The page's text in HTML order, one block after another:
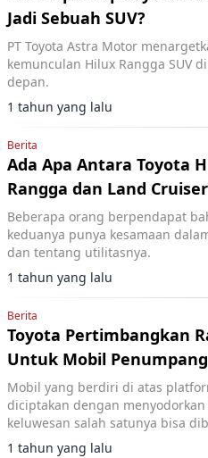
Jadi Sebuah SUV?
PT Toyota Astra Motor
kemunculan Hilux Rangga SUV
depan.
1 tahun yang lalu
Berita
Ada Apa Antara Toyota
Rangga dan Land
Beberapa orang berpendapat
keduanya punya kesamaan
dan tentang utilitasnya.
1 tahun yang lalu
Berita
Toyota Pertimbangkan
Untuk Mobil Penumpang
Mobil yang berdiri di atas
diciptakan dengan
keluwesan salah satunya bisa
kendaraan penumpang
1 tahun yang lalu